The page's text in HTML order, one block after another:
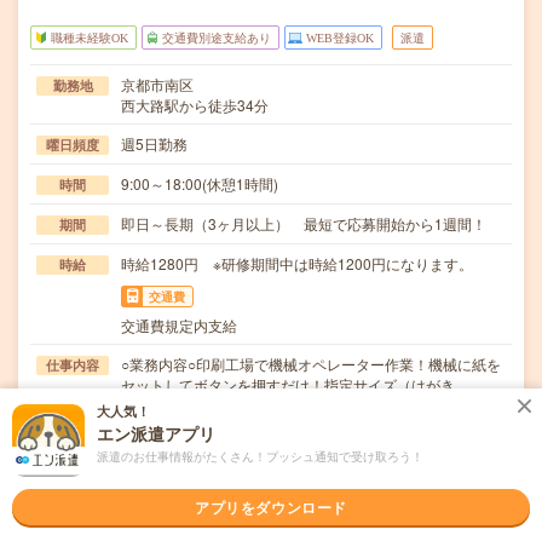
職種未経験OK 交通費別途支給あり WEB登録OK 派遣
勤務地
京都市南区
西大路駅から徒歩34分
曜日頻度 週5日勤務
時間 9:00～18:00(休憩1時間)
期間 即日～長期（3ヶ月以上） 最短で応募開始から1週間！
時給 時給1280円 ※研修期間中は時給1200円になります。
交通費
交通費規定内支給
仕事内容
○業務内容○印刷工場で機械オペレーター作業！機械に紙を
セットしてボタンを押すだけ！指定サイズ（はがき…
応募資格
職種未経験OK / ブランクOK / パソコンスキル不要 / 英語力
不要
＜未経験OK！＞＃学歴不問＃髪色・髪型自由！○応募後の
流れ「応募する」ボタンをクリック↓メールにてw…
職場の雰囲気
大人気！
エン派遣アプリ
派遣のお仕事情報がたくさん！プッシュ通知で受け取ろう！
アプリをダウンロード